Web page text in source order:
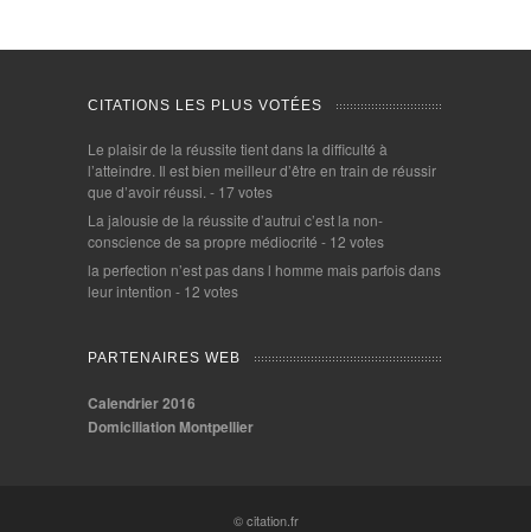
CITATIONS LES PLUS VOTÉES
Le plaisir de la réussite tient dans la difficulté à
l’atteindre. Il est bien meilleur d’être en train de réussir
que d’avoir réussi. - 17 votes
La jalousie de la réussite d’autrui c’est la non-
conscience de sa propre médiocrité - 12 votes
la perfection n’est pas dans l homme mais parfois dans
leur intention - 12 votes
PARTENAIRES WEB
Calendrier 2016
Domiciliation Montpellier
© citation.fr